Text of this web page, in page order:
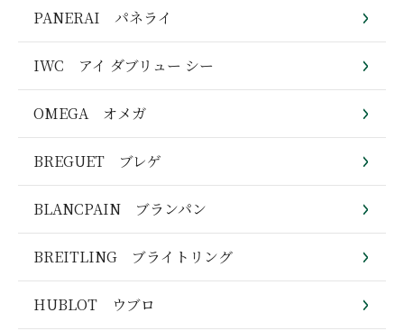
PANERAI パネライ
IWC アイ ダブリュー シー
OMEGA オメガ
BREGUET ブレゲ
BLANCPAIN ブランパン
BREITLING ブライトリング
HUBLOT ウブロ